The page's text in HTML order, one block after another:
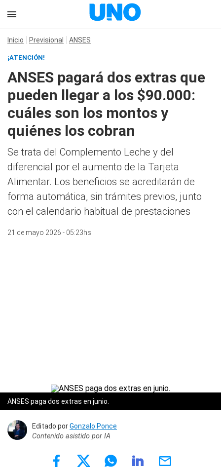
Inicio Previsional ANSES
¡ATENCIÓN!
ANSES pagará dos extras que
pueden llegar a los $90.000:
cuáles son los montos y
quiénes los cobran
Se trata del Complemento Leche y del
diferencial por el aumento de la Tarjeta
Alimentar. Los beneficios se acreditarán de
forma automática, sin trámites previos, junto
con el calendario habitual de prestaciones
21 de mayo 2026 - 05:23hs
ANSES paga dos extras en junio.
Editado porGonzalo Ponce
Contenido asistido por IA